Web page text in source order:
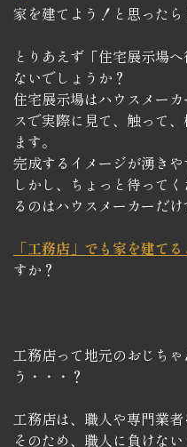
家を建てよう！と思った
とりあえず「住宅展示場
ないでしょうか？
住宅展示場はハウスメー
スで実際に見て、触って
ます。
完成するイメージが湧きや
しかし、ちょっと待って
るのはハウスメーカーだけ
「工務店」でも家を建て
すか？
工務店って地元のおじち
う・・・？
工務店は、職人や専門業
そのため、職人に負けな